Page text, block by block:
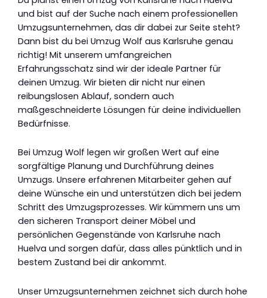
und bist auf der Suche nach einem professionellen
Umzugsunternehmen, das dir dabei zur Seite steht?
Dann bist du bei Umzug Wolf aus Karlsruhe genau
richtig! Mit unserem umfangreichen
Erfahrungsschatz sind wir der ideale Partner für
deinen Umzug. Wir bieten dir nicht nur einen
reibungslosen Ablauf, sondern auch
maßgeschneiderte Lösungen für deine individuellen
Bedürfnisse.
Bei Umzug Wolf legen wir großen Wert auf eine
sorgfältige Planung und Durchführung deines
Umzugs. Unsere erfahrenen Mitarbeiter gehen auf
deine Wünsche ein und unterstützen dich bei jedem
Schritt des Umzugsprozesses. Wir kümmern uns um
den sicheren Transport deiner Möbel und
persönlichen Gegenstände von Karlsruhe nach
Huelva und sorgen dafür, dass alles pünktlich und in
bestem Zustand bei dir ankommt.
Unser Umzugsunternehmen zeichnet sich durch hohe